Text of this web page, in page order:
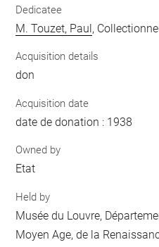
Dedicatee
M. Touzet, Paul,
Acquisition details
don
Acquisition date
date de donation : 1938
Owned by
Etat
Held by
Musée du Louvre,
Moyen Age, de la